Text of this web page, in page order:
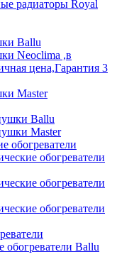
радиаторы Royal
Ballu
Neoclima ,в
цена,Гарантия 3
Master
Ballu
Master
обогреватели
обогреватели
обогреватели
обогреватели
обогреватели Ballu